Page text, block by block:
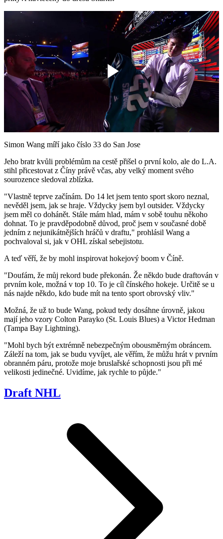
Play
Video
Simon Wang míří jako číslo 33 do San Jose
Jeho bratr kvůli problémům na cestě přišel o první kolo, ale do L.A.
stihl přicestovat z Číny právě včas, aby velký moment svého
sourozence sledoval zblízka.
"Vlastně teprve začínám. Do 14 let jsem tento sport skoro neznal,
nevěděl jsem, jak se hraje. Vždycky jsem byl outsider. Vždycky
jsem měl co dohánět. Stále mám hlad, mám v sobě touhu někoho
dohnat. To je pravděpodobně důvod, proč jsem v současné době
jedním z nejunikátnějších hráčů v draftu," prohlásil Wang a
pochvaloval si, jak v OHL získal sebejistotu.
A teď věří, že by mohl inspirovat hokejový boom v Číně.
"Doufám, že můj rekord bude překonán. Že někdo bude draftován v
prvním kole, možná v top 10. To je cíl čínského hokeje. Určitě se u
nás najde někdo, kdo bude mít na tento sport obrovský vliv."
Možná, že už to bude Wang, pokud tedy dosáhne úrovně, jakou
mají jeho vzory Colton Parayko (St. Louis Blues) a Victor Hedman
(Tampa Bay Lightning).
"Mohl bych být extrémně nebezpečným obousměrným obráncem.
Záleží na tom, jak se budu vyvíjet, ale věřím, že můžu hrát v prvním
obranném páru, protože moje bruslařské schopnosti jsou při mé
velikosti jedinečné. Uvidíme, jak rychle to půjde."
Draft NHL